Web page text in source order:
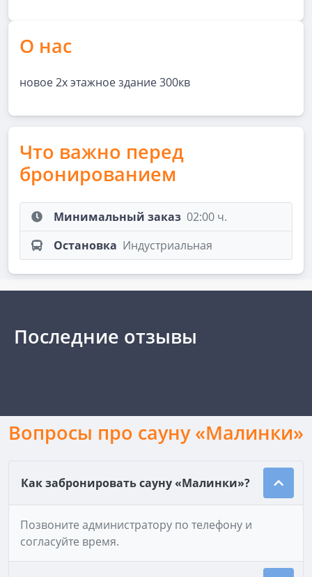
О нас
новое 2х этажное здание 300кв
Что важно перед
бронированием
Минимальный заказ 02:00 ч.
Остановка Индустриальная
Последние отзывы
Вопросы про сауну «Малинки»
Как забронировать сауну «Малинки»?
Позвоните администратору по телефону и
согласуйте время.